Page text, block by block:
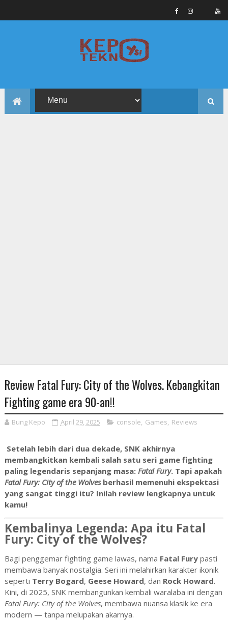
Review Fatal Fury: City of the Wolves. Kebangkitan
Fighting game era 90-an!!
Bung Kepo April 29, 2025 console, Games, Reviews
Setelah lebih dari dua dekade, SNK akhirnya
membangkitkan kembali salah satu seri game fighting
paling legendaris sepanjang masa: Fatal Fury. Tapi apakah
Fatal Fury: City of the Wolvesberhasil memenuhi ekspektasi
yang sangat tinggi itu? Inilah review lengkapnya untuk
kamu!
Kembalinya Legenda: Apa itu Fatal
Fury: City of the Wolves?
Bagi penggemar fighting game lawas, nama Fatal Furypasti
membawa banyak nostalgia. Seri ini melahirkan karakter ikonik
seperti Terry Bogard, Geese Howard, dan Rock Howard.
Kini, di 2025, SNK membangunkan kembali waralaba ini dengan
Fatal Fury: City of the Wolves, membawa nuansa klasik ke era
modern — tanpa melupakan akarnya.